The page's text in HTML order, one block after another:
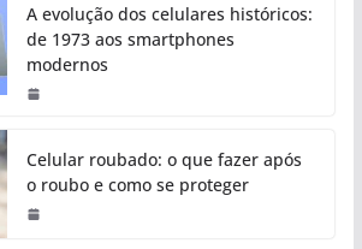
A evolução dos celulares históricos:
de 1973 aos smartphones
modernos
Celular roubado: o que fazer após
o roubo e como se proteger